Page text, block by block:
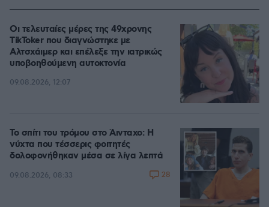
Οι τελευταίες μέρες της 49χρονης
TikToker που διαγνώστηκε με
Αλτσχάιμερ και επέλεξε την ιατρικώς
υποβοηθούμενη αυτοκτονία
09.08.2026, 12:07
Το σπίτι του τρόμου στο Άινταχο: Η
νύχτα που τέσσερις φοιτητές
δολοφονήθηκαν μέσα σε λίγα λεπτά
09.08.2026, 08:33 28